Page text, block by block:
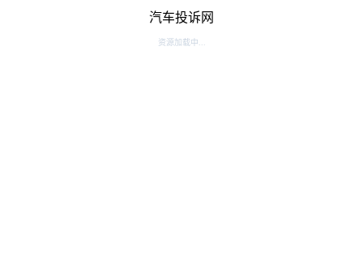
汽车投诉网
资源加载中...